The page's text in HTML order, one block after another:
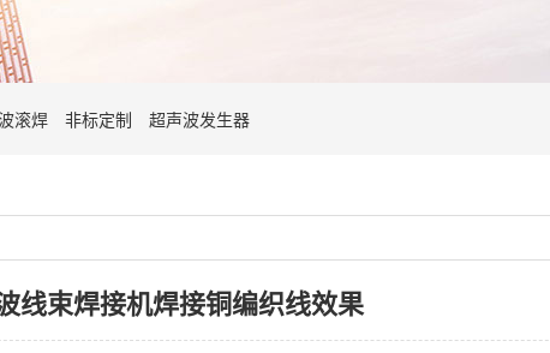
滚焊 非标定制 超声波发生器
线束焊接机焊接铜编织线效果